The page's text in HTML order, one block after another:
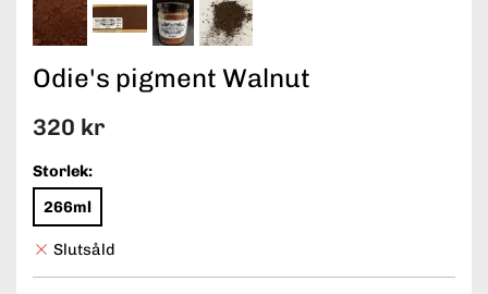
Odie's pigment Walnut
320 kr
Storlek:
266ml
Slutsåld